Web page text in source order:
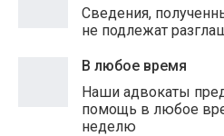
Сведения,
не подлежат
В любое время
Наши адвокаты
помощь в любое
неделю